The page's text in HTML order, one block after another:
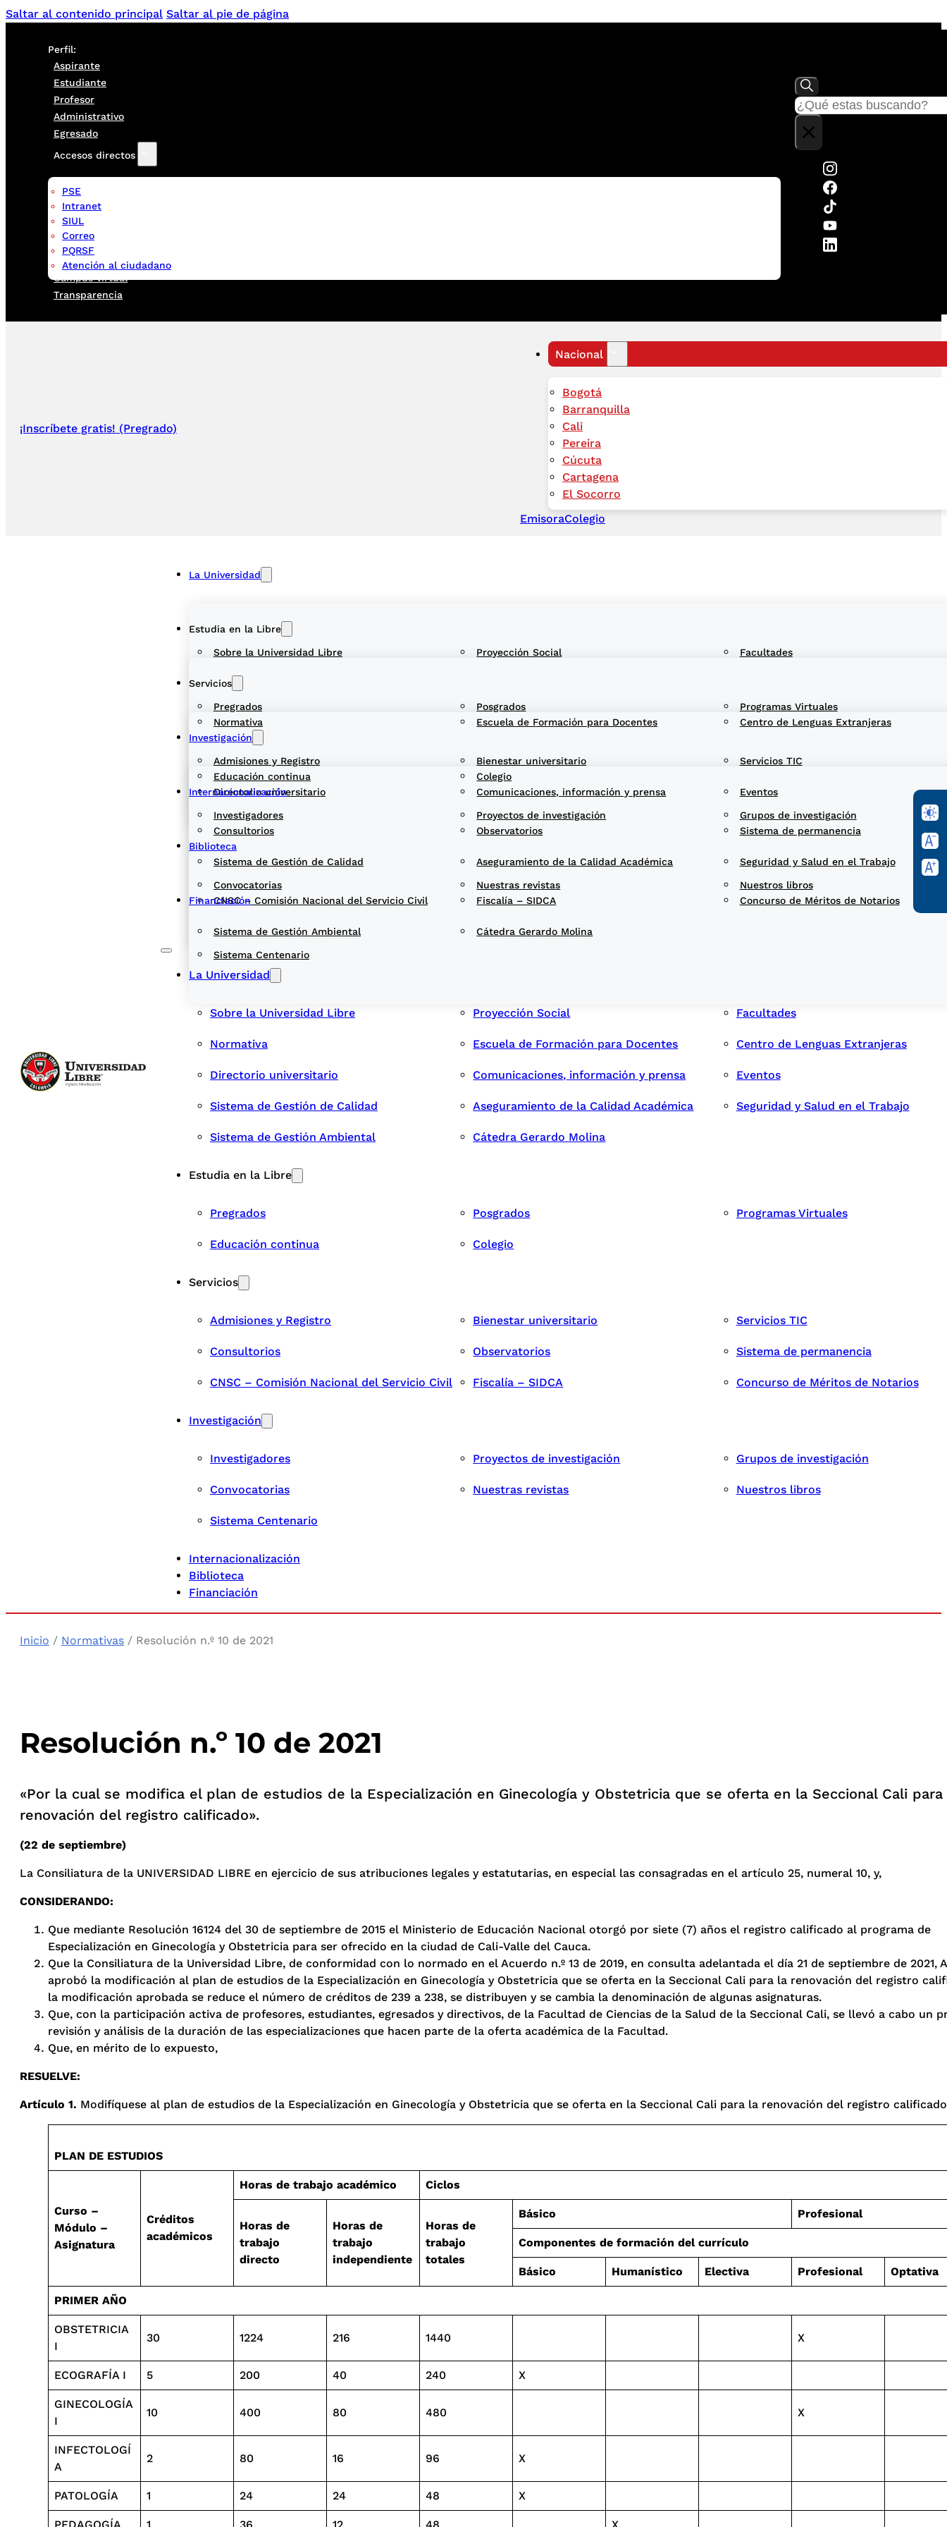
Saltar al contenido principal Saltar al pie de página
Perfil:
Aspirante
Estudiante
Profesor
Administrativo
Egresado
Accesos directos
PSE
Intranet
SIUL
Correo
PQRSF
Atención al ciudadano
Campus virtual
Transparencia
Buscar
×
¡Inscríbete gratis! (Pregrado)
Nacional
Bogotá
Barranquilla
Cali
Pereira
Cúcuta
Cartagena
El Socorro
EmisoraColegio
La Universidad
Sobre la Universidad Libre Proyección Social Facultades
Normativa Escuela de Formación para Docentes Centro de Lenguas Extranjeras
Directorio universitario Comunicaciones, información y prensa Eventos
Sistema de Gestión de Calidad Aseguramiento de la Calidad Académica Seguridad y Salud en el Trabajo
Sistema de Gestión Ambiental Cátedra Gerardo Molina
Estudia en la Libre
Pregrados Posgrados Programas Virtuales
Educación continua Colegio
Servicios
Admisiones y Registro Bienestar universitario Servicios TIC
Consultorios Observatorios Sistema de permanencia
CNSC – Comisión Nacional del Servicio Civil Fiscalía – SIDCA Concurso de Méritos de Notarios
Investigación
Investigadores Proyectos de investigación Grupos de investigación
Convocatorias Nuestras revistas Nuestros libros
Sistema Centenario
Internacionalización
Biblioteca
Financiación
La Universidad
Sobre la Universidad Libre Proyección Social Facultades
Normativa Escuela de Formación para Docentes Centro de Lenguas Extranjeras
Directorio universitario Comunicaciones, información y prensa Eventos
Sistema de Gestión de Calidad Aseguramiento de la Calidad Académica Seguridad y Salud en el Trabajo
Sistema de Gestión Ambiental Cátedra Gerardo Molina
Estudia en la Libre
Pregrados Posgrados Programas Virtuales
Educación continua Colegio
Servicios
Admisiones y Registro Bienestar universitario Servicios TIC
Consultorios Observatorios Sistema de permanencia
CNSC – Comisión Nacional del Servicio Civil Fiscalía – SIDCA Concurso de Méritos de Notarios
Investigación
Investigadores Proyectos de investigación Grupos de investigación
Convocatorias Nuestras revistas Nuestros libros
Sistema Centenario
Internacionalización
Biblioteca
Financiación
Inicio / Normativas / Resolución n.º 10 de 2021
Resolución n.º 10 de 2021
«Por la cual se modifica el plan de estudios de la Especialización en Ginecología y Obstetricia que se oferta en la Seccional Cali para
renovación del registro calificado».
(22 de septiembre)
La Consiliatura de la UNIVERSIDAD LIBRE en ejercicio de sus atribuciones legales y estatutarias, en especial las consagradas en el artículo 25, numeral 10, y,
CONSIDERANDO:
Que mediante Resolución 16124 del 30 de septiembre de 2015 el Ministerio de Educación Nacional otorgó por siete (7) años el registro calificado al programa de
Especialización en Ginecología y Obstetricia para ser ofrecido en la ciudad de Cali-Valle del Cauca.
Que la Consiliatura de la Universidad Libre, de conformidad con lo normado en el Acuerdo n.º 13 de 2019, en consulta adelantada el día 21 de septiembre de 2021,
aprobó la modificación al plan de estudios de la Especialización en Ginecología y Obstetricia que se oferta en la Seccional Cali para la renovación del registro
la modificación aprobada se reduce el número de créditos de 239 a 238, se distribuyen y se cambia la denominación de algunas asignaturas.
Que, con la participación activa de profesores, estudiantes, egresados y directivos, de la Facultad de Ciencias de la Salud de la Seccional Cali, se llevó a cabo un
revisión y análisis de la duración de las especializaciones que hacen parte de la oferta académica de la Facultad.
Que, en mérito de lo expuesto,
RESUELVE:
Artículo 1. Modifíquese al plan de estudios de la Especialización en Ginecología y Obstetricia que se oferta en la Seccional Cali para la renovación del registro
PLAN DE ESTUDIOS
Curso –
Módulo –
Asignatura
Créditos
académicos
Horas de trabajo académico Ciclos
Horas de
trabajo
directo
Horas de
trabajo
independiente
Horas de
trabajo
totales
Básico Profesional
Componentes de formación del currículo
Básico Humanístico Electiva Profesional Optativa
PRIMER AÑO
OBSTETRICIA
I
30 1224 216 1440 X
ECOGRAFÍA I 5 200 40 240 X
GINECOLOGÍA
I
10 400 80 480 X
INFECTOLOGÍ
A
2 80 16 96 X
PATOLOGÍA 1 24 24 48 X